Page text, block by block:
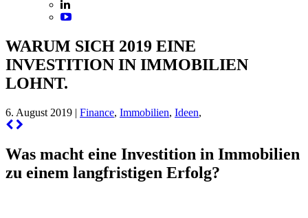
WARUM SICH 2019 EINE
INVESTITION IN IMMOBILIEN
LOHNT.
6. August 2019 | Finance, Immobilien, Ideen,
Was macht eine Investition in Immobilien
zu einem langfristigen Erfolg?